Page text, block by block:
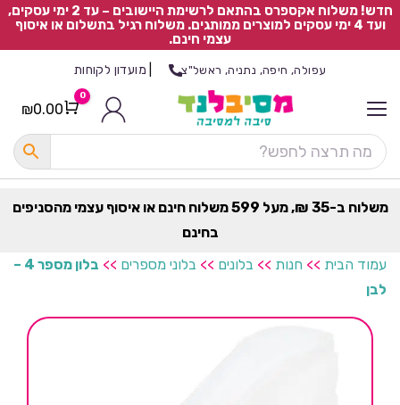
חדש! משלוח אקספרס בהתאם לרשימת היישובים – עד 2 ימי עסקים,
ועד 4 ימי עסקים למוצרים ממותגים. משלוח רגיל בתשלום או איסוף
עצמי חינם.
עפולה, חיפה, נתניה, ראשל"צ מועדון לקוחות
Cart
0
₪0.00
משלוח ב-35 ₪, מעל 599 משלוח חינם או איסוף עצמי מהסניפים
בחינם
עמוד הבית >> חנות >> בלונים >> בלוני מספרים >>
בלון מספר 4 –
לבן